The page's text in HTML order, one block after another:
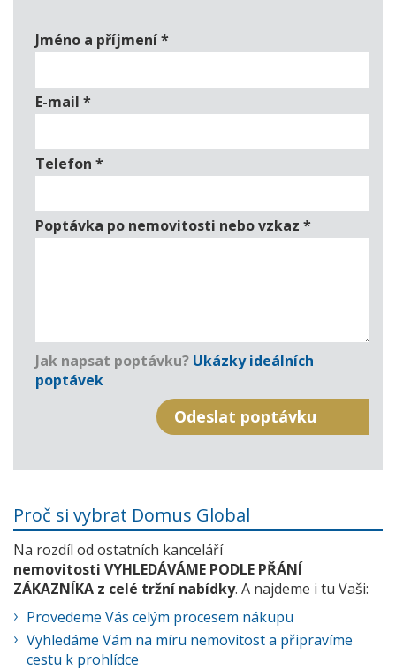
Jméno a příjmení*
E-mail *
Telefon *
Poptávka po nemovitosti nebo vzkaz *
Jak napsat poptávku? Ukázky ideálních
poptávek
Proč si vybrat Domus Global
Na rozdíl od ostatních kanceláří
nemovitosti VYHLEDÁVÁME PODLE PŘÁNÍ
ZÁKAZNÍKA z celé tržní nabídky. A najdeme i tu Vaši:
Provedeme Vás celým procesem nákupu
Vyhledáme Vám na míru nemovitost a připravíme
cestu k prohlídce